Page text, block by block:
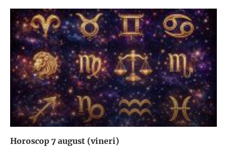
Horoscop 7 august (vineri)